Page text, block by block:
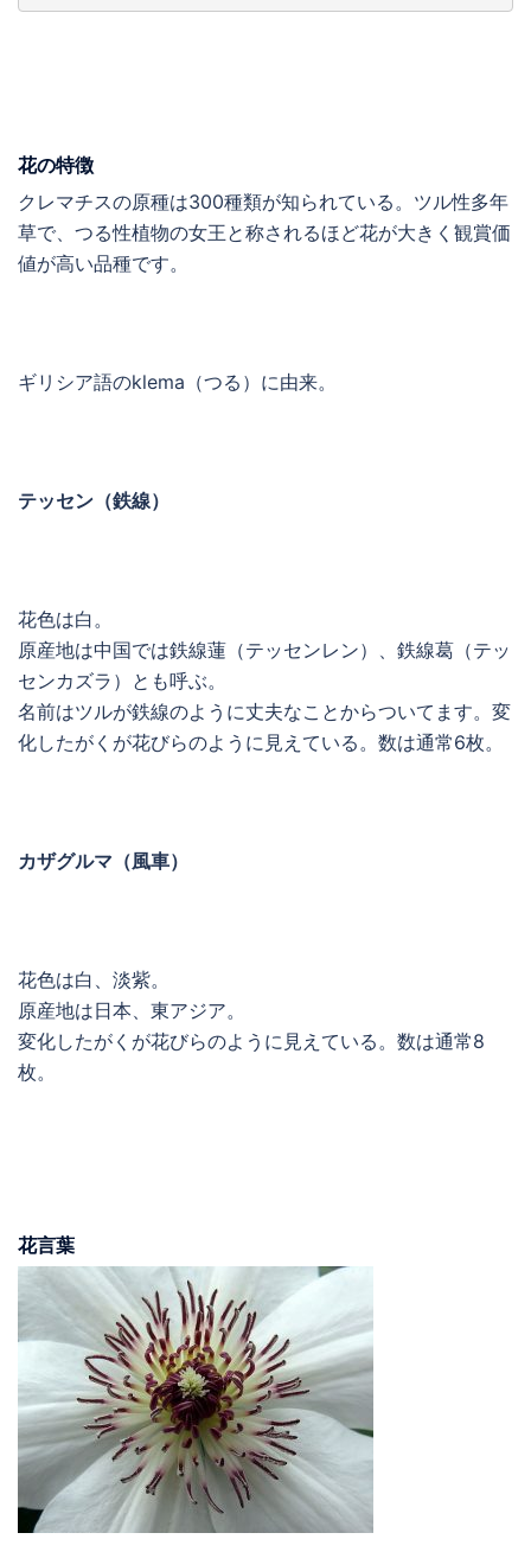
花の特徴
クレマチスの原種は300種類が知られている。ツル性多年
草で、つる性植物の女王と称されるほど花が大きく観賞価
値が高い品種です。
ギリシア語のklema（つる）に由来。
テッセン（鉄線）
花色は白。
原産地は中国では鉄線蓮（テッセンレン）、鉄線葛（テッ
センカズラ）とも呼ぶ。
名前はツルが鉄線のように丈夫なことからついてます。変
化したがくが花びらのように見えている。数は通常6枚。
カザグルマ（風車）
花色は白、淡紫。
原産地は日本、東アジア。
変化したがくが花びらのように見えている。数は通常8
枚。
花言葉